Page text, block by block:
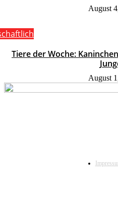
August
Tiere der Woche:
August